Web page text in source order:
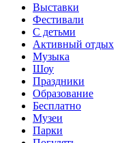
Выставки
Фестивали
С детьми
Активный отдых
Музыка
Шоу
Праздники
Образование
Бесплатно
Музеи
Парки